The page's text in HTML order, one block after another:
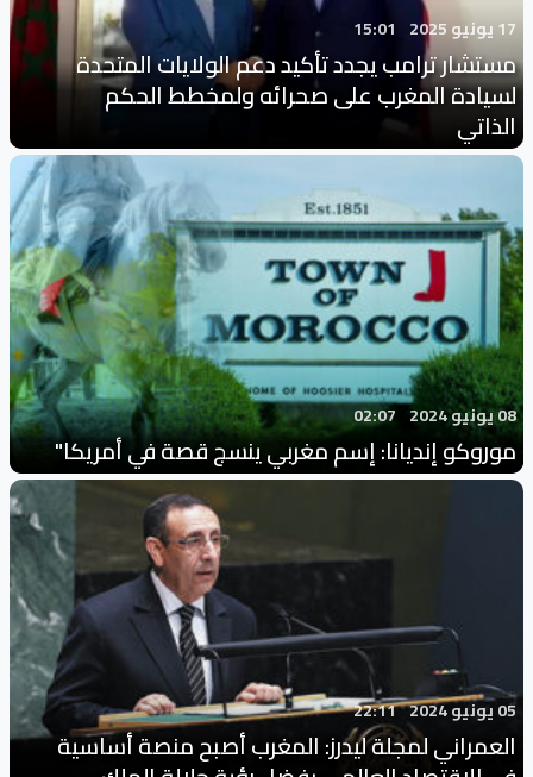
17 يونيو 2025 15:01
مستشار ترامب يجدد تأكيد دعم الولايات المتحدة
لسيادة المغرب على صحرائه ولمخطط الحكم
الذاتي
08 يونيو 2024 02:07
موروكو إنديانا: إسم مغربي ينسج قصة في أمريكا"
05 يونيو 2024 22:11
العمراني لمجلة ليدرز: المغرب أصبح منصة أساسية